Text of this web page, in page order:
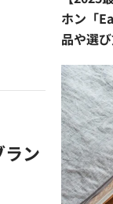
ン
ホン「
品や選